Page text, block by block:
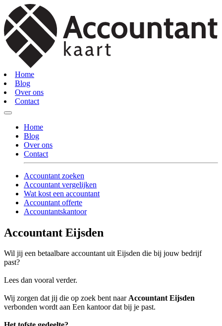
Home
Blog
Over ons
Contact
Home
Blog
Over ons
Contact
Accountant zoeken
Accountant vergelijken
Wat kost een accountant
Accountant offerte
Accountantskantoor
Accountant Eijsden
Wil jij een betaalbare accountant uit Eijsden die bij jouw bedrijf
past?
Lees dan vooral verder.
Wij zorgen dat jij die op zoek bent naarAccountant Eijsden
verbonden wordt aan Een kantoor dat bij je past.